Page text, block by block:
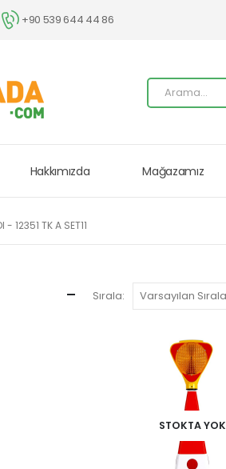
+90 539 644 44 86
Hakkımızda Mağazamız
- 12351 TK A SET11
Sırala:
STOKTA YOK